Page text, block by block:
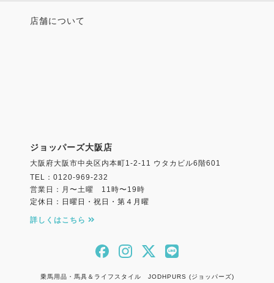
店舗について
ジョッパーズ大阪店
大阪府大阪市中央区内本町1-2-11 ウタカビル6階601
TEL：0120-969-232
営業日：月〜土曜 11時〜19時
定休日：日曜日・祝日・第４月曜
詳しくはこちら
乗馬用品・馬具＆ライフスタイル JODHPURS (ジョッパーズ)